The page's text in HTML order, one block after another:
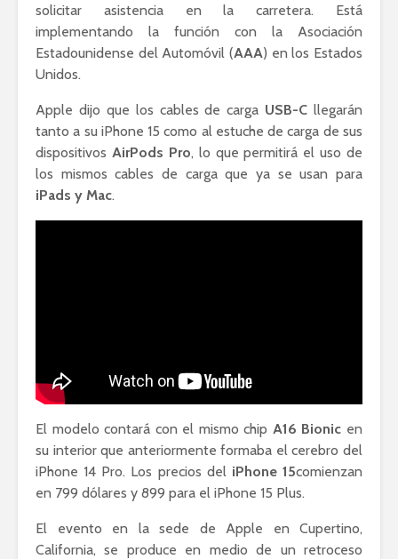
solicitar asistencia en la carretera. Está
implementando la función con la Asociación
Estadounidense del Automóvil (AAA) en los Estados
Unidos.
Apple dijo que los cables de carga USB-C llegarán
tanto a su iPhone 15 como al estuche de carga de sus
dispositivos AirPods Pro, lo que permitirá el uso de
los mismos cables de carga que ya se usan para
iPads y Mac.
El modelo contará con el mismo chip A16 Bionic en
su interior que anteriormente formaba el cerebro del
iPhone 14 Pro. Los precios del iPhone 15comienzan
en 799 dólares y 899 para el iPhone 15 Plus.
El evento en la sede de Apple en Cupertino,
California, se produce en medio de un retroceso